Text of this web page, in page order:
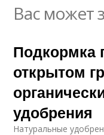
Вас может
Подкормка
открытом
удобрения
Натуральные